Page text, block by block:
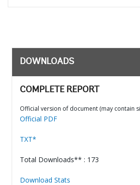
DOWNLOADS
COMPLETE REPORT
Official version of document (may contain
Official PDF
TXT*
Total Downloads** : 173
Download Stats